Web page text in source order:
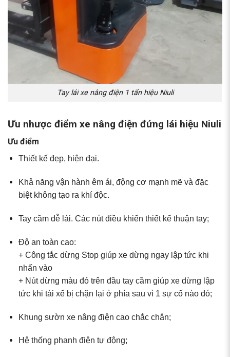
Tay lái xe nâng điện 1 tấn hiệu Niuli
Ưu nhược điểm xe nâng điện đứng lái hiệu Niuli
Ưu điểm
Thiết kế đẹp, hiện đại.
Khả năng vận hành êm ái, động cơ mạnh mẽ và đặc
biệt không tạo ra khí độc.
Tay cầm dễ lái. Các nút điều khiển thiết kế thuận tay;
Độ an toàn cao:
+ Công tắc dừng Stop giúp xe dừng ngay lập tức khi
nhấn vào
+ Nút dừng màu đó trên đầu tay cầm giúp xe dừng lập
tức khi tài xế bị chặn lại ở phía sau vì 1 sự cố nào đó;
Khung sườn xe nâng điện cao chắc chắn;
Hệ thống phanh điện tự động;